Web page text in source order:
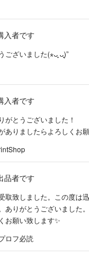
入者です
ございました(⋆ᴗ͈ ᴗ͈)”
入者です
がとうございました！
ありましたらよろしくお
品者です
取致しました。この度は
ありがとうございました
お願い致します✨️
ロフ必読